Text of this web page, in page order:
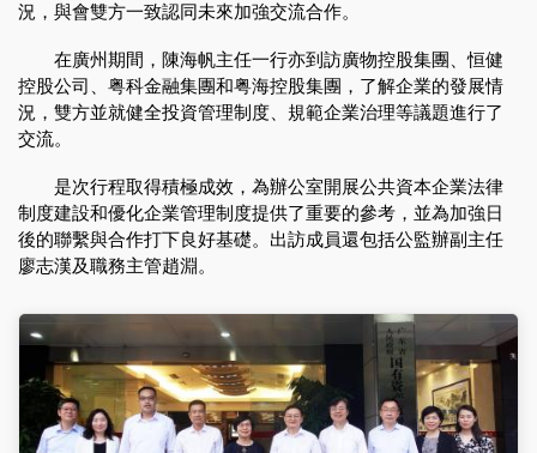
況，與會雙方一致認同未來加強交流合作。
在廣州期間，陳海帆主任一行亦到訪廣物控股集團、恒健
控股公司、粤科金融集團和粤海控股集團，了解企業的發展情
況，雙方並就健全投資管理制度、規範企業治理等議題進行了
交流。
是次行程取得積極成效，為辦公室開展公共資本企業法律
制度建設和優化企業管理制度提供了重要的參考，並為加強日
後的聯繫與合作打下良好基礎。出訪成員還包括公監辦副主任
廖志漢及職務主管趙淵。